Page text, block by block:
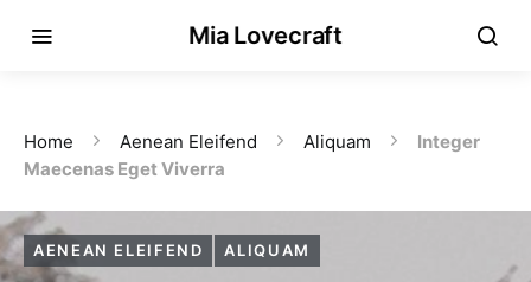
Mia Lovecraft
Home Aenean Eleifend Aliquam
Integer
Maecenas Eget Viverra
AENEAN ELEIFEND ALIQUAM